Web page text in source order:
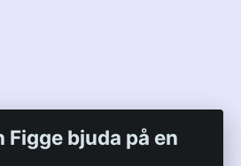
Figge bjuda på en